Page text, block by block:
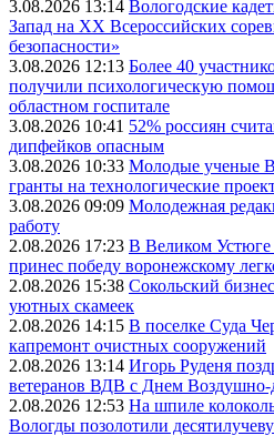
3.08.2026 13:14 Вологодские
Запад на XX Всероссийских
безопасности»
3.08.2026 12:13 Более 40
получили психологическую
областном госпитале
3.08.2026 10:41 52% россиян
дипфейков опасным
3.08.2026 10:33 Молодые ученые
гранты на технологические
3.08.2026 09:09 Молодежная
работу
2.08.2026 17:23 В Великом
принес победу воронежскому
2.08.2026 15:38 Сокольский
уютных скамеек
2.08.2026 14:15 В поселке Суда
капремонт очистных сооружений
2.08.2026 13:14 Игорь Руденя
ветеранов ВДВ с Днем Воздушно-
2.08.2026 12:53 На шпиле
Вологды позолотили